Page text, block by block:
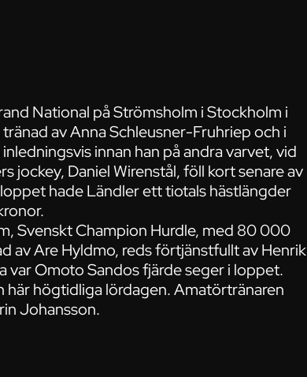
National på Strömsholm i Stockholm i
tränad av Anna Schleusner-Fruhriep och i
innan han på andra varvet, vid
jockey, Daniel Wirenstål, föll kort senare av
hade Ländler ett tiotals hästlängder
Svenskt Champion Hurdle, med 80 000
av Are Hyldmo, reds förtjänstfullt av Henrik
Omoto Sandos fjärde seger i loppet.
här högtidliga lördagen. Amatörtränaren
Johansson.